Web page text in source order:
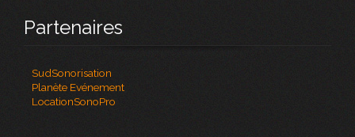
Partenaires
SudSonorisation
Planète Evénement
LocationSonoPro